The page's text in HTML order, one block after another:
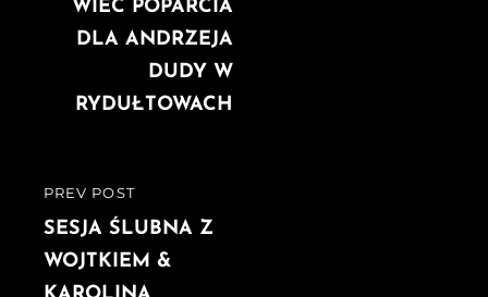
wpisu
PREVIOUS
POST
PREV POST
SESJA ŚLUBNA Z
WOJTKIEM &
POSTWIEC POPARCIA
DLA ANDRZEJA
DUDY W
RYDUŁTOWACH